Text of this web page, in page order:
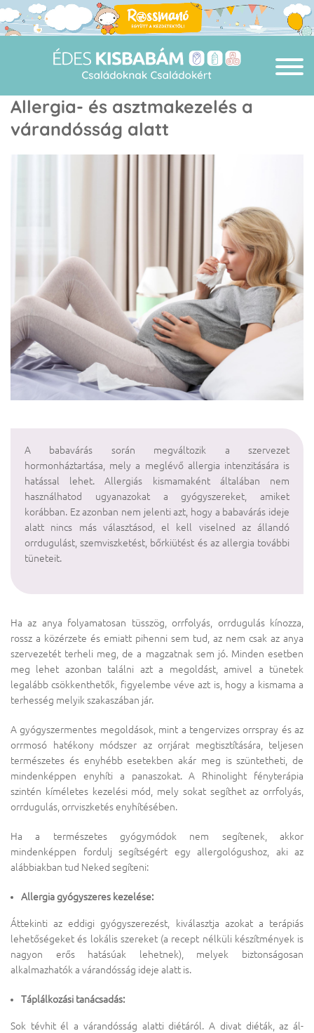
Allergia- és asztmakezelés a
várandósság alatt
A babavárás során megváltozik a szervezet
hormonháztartása, mely a meglévő allergia intenzitására is
hatással lehet. Allergiás kismamaként általában nem
használhatod ugyanazokat a gyógyszereket, amiket
korábban. Ez azonban nem jelenti azt, hogy a babavárás ideje
alatt nincs más választásod, el kell viselned az állandó
orrdugulást, szemviszketést, bőrkiütést és az allergia további
tüneteit.
Ha az anya folyamatosan tüsszög, orrfolyás, orrdugulás kínozza,
rossz a közérzete és emiatt pihenni sem tud, az nem csak az anya
szervezetét terheli meg, de a magzatnak sem jó. Minden esetben
meg lehet azonban találni azt a megoldást, amivel a tünetek
legalább csökkenthetők, figyelembe véve azt is, hogy a kismama a
terhesség melyik szakaszában jár.
A gyógyszermentes megoldások, mint a tengervizes orrspray és az
orrmosó hatékony módszer az orrjárat megtisztítására, teljesen
természetes és enyhébb esetekben akár meg is szüntetheti, de
mindenképpen enyhíti a panaszokat. A Rhinolight fényterápia
szintén kíméletes kezelési mód, mely sokat segíthet az orrfolyás,
orrdugulás, orrviszketés enyhítésében.
Ha a természetes gyógymódok nem segítenek, akkor
mindenképpen fordulj segítségért egy allergológushoz, aki az
alábbiakban tud Neked segíteni:
Allergia gyógyszeres kezelése:
Áttekinti az eddigi gyógyszerezést, kiválasztja azokat a terápiás
lehetőségeket és lokális szereket (a recept nélküli készítmények is
nagyon erős hatásúak lehetnek), melyek biztonságosan
alkalmazhatók a várandósság ideje alatt is.
Táplálkozási tanácsadás:
Sok tévhit él a várandósság alatti diétáról. A divat diéták, az ál-